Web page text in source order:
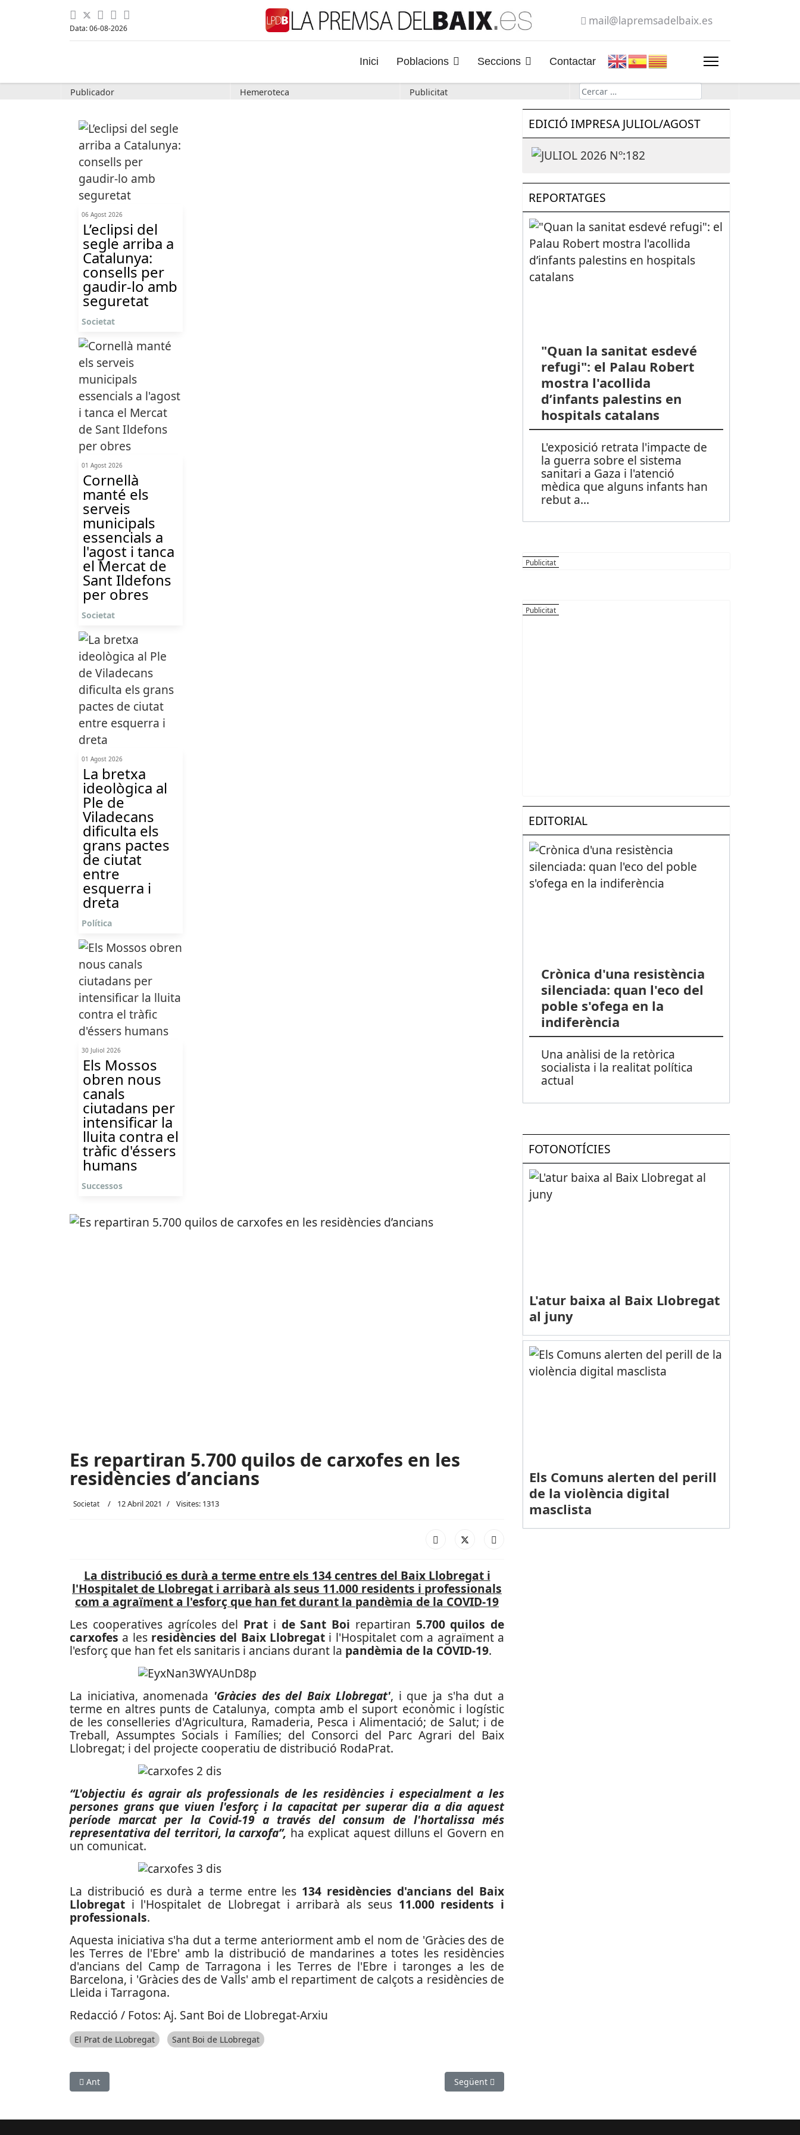
Data: 06-08-2026
mail@lapremsadelbaix.es
Inici Poblacions Seccions Contactar
Publicador Hemeroteca Publicitat Cerca
06 Agost 2026
L’eclipsi del
segle arriba a
Catalunya:
consells per
gaudir-lo amb
seguretat
Societat
01 Agost 2026
Cornellà
manté els
serveis
municipals
essencials a
l'agost i tanca
el Mercat de
Sant Ildefons
per obres
Societat
01 Agost 2026
La bretxa
ideològica al
Ple de
Viladecans
dificulta els
grans pactes
de ciutat
entre
esquerra i
dreta
Política
30 Juliol 2026
Els Mossos
obren nous
canals
ciutadans per
intensificar la
lluita contra el
tràfic d'éssers
humans
Successos
Es repartiran 5.700 quilos de carxofes en les
residències d’ancians
Societat 12 Abril 2021 Visites: 1313
La distribució es durà a terme entre els 134 centres del Baix Llobregat i
l'Hospitalet de Llobregat i arribarà als seus 11.000 residents i professionals
com a agraïment a l'esforç que han fet durant la pandèmia de la COVID-19
Les cooperatives agrícoles del Prat i de Sant Boi repartiran 5.700 quilos de
carxofes a les residències del Baix Llobregat i l'Hospitalet com a agraïment a
l'esforç que han fet els sanitaris i ancians durant la pandèmia de la COVID-19.
La iniciativa, anomenada 'Gràcies des del Baix Llobregat', i que ja s'ha dut a
terme en altres punts de Catalunya, compta amb el suport econòmic i logístic
de les conselleries d'Agricultura, Ramaderia, Pesca i Alimentació; de Salut; i de
Treball, Assumptes Socials i Famílies; del Consorci del Parc Agrari del Baix
Llobregat; i del projecte cooperatiu de distribució RodaPrat.
“L'objectiu és agrair als professionals de les residències i especialment a les
persones grans que viuen l'esforç i la capacitat per superar dia a dia aquest
període marcat per la Covid-19 a través del consum de l'hortalissa més
representativa del territori, la carxofa”, ha explicat aquest dilluns el Govern en
un comunicat.
La distribució es durà a terme entre les 134 residències d'ancians del Baix
Llobregat i l'Hospitalet de Llobregat i arribarà als seus 11.000 residents i
professionals.
Aquesta iniciativa s'ha dut a terme anteriorment amb el nom de 'Gràcies des de
les Terres de l'Ebre' amb la distribució de mandarines a totes les residències
d'ancians del Camp de Tarragona i les Terres de l'Ebre i taronges a les de
Barcelona, i 'Gràcies des de Valls' amb el repartiment de calçots a residències de
Lleida i Tarragona.
Redacció / Fotos: Aj. Sant Boi de Llobregat-Arxiu
El Prat de LLobregat Sant Boi de LLobregat
Article anterior: Baixa la velocitat de contagi de la COVID-19 al Baix Llobregat
Ant Article següent: El nou col·lector salmorres estarà acabat el 2025
Següent
EDICIÓ IMPRESA JULIOL/AGOST
REPORTATGES
"Quan la sanitat esdevé
refugi": el Palau Robert
mostra l'acollida
d’infants palestins en
hospitals catalans
L'exposició retrata l'impacte de
la guerra sobre el sistema
sanitari a Gaza i l'atenció
mèdica que alguns infants han
rebut a...
EDITORIAL
Crònica d'una resistència
silenciada: quan l'eco del
poble s'ofega en la
indiferència
Una anàlisi de la retòrica
socialista i la realitat política
actual
FOTONOTÍCIES
L'atur baixa al Baix Llobregat
al juny
Els Comuns alerten del perill
de la violència digital
masclista